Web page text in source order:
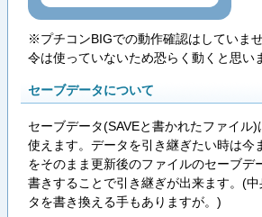
※プチコンBIGでの動作確認はしていま
令は使っていないため恐らく動くと思い
セーブデータについて
セーブデータ(SAVEと書かれたファイル
使えます。データを引き継ぎたい時は今
をそのまま更新後のファイルのセーブデ
書きすることで引き継ぎが出来ます。(
タを書き換える手もありますが。)